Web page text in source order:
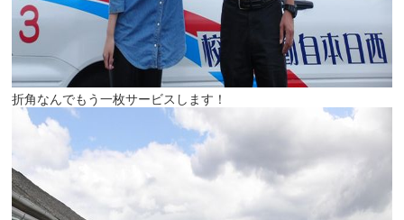
折角なんでもう一枚サービスします！